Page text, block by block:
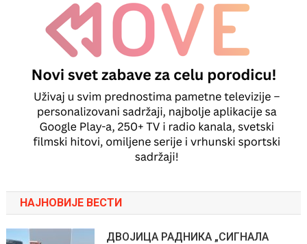
НАЈНОВИЈЕ ВЕСТИ
ДВОЈИЦА РАДНИКА „СИГНАЛА